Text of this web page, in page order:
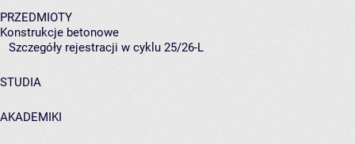
PRZEDMIOTY
Konstrukcje betonowe
Szczegóły rejestracji w cyklu 25/26-L
STUDIA
AKADEMIKI